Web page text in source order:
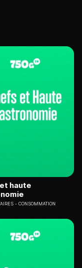
haute
CONSOMMATION